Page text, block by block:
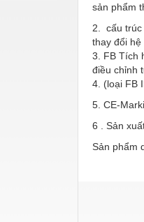
sản phẩm
2. cấu trúc
thay đổi hệ
3. FB Tích
điều chỉnh
4. (loại FB
5. CE-
6 . Sản
Sản phẩm